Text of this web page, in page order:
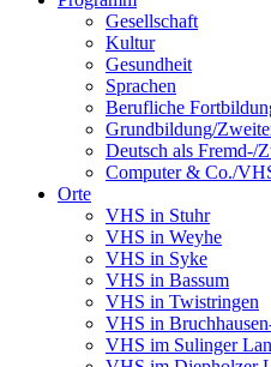
Gesellschaft
Kultur
Gesundheit
Sprachen
Berufliche
Grundbildung/
Deutsch als Fremd-/
Computer & Co./
Orte
VHS in Stuhr
VHS in Weyhe
VHS in Syke
VHS in Bassum
VHS in Twistringen
VHS in
VHS im Sulinger